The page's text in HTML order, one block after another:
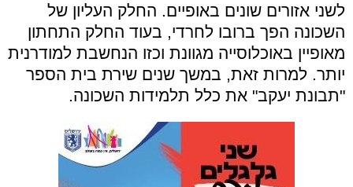
לשני אזורים שונים באופיים. החלק העליון של
השכונה הפך ברובו לחרדי, בעוד החלק התחתון
מאופיין באוכלוסייה מגוונת וכזו הנחשבת למודרנית
יותר. למרות זאת, במשך שנים שירת בית הספר
"תבונת יעקב" את כלל תלמידות השכונה.